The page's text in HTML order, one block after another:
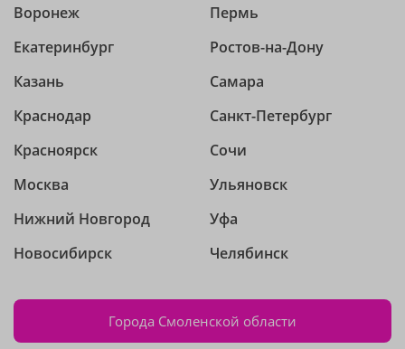
Воронеж
Екатеринбург
Казань
Краснодар
Красноярск
Москва
Нижний Новгород
Новосибирск
Пермь
Ростов-на-Дону
Самара
Санкт-Петербург
Сочи
Ульяновск
Уфа
Челябинск
Города Смоленской области